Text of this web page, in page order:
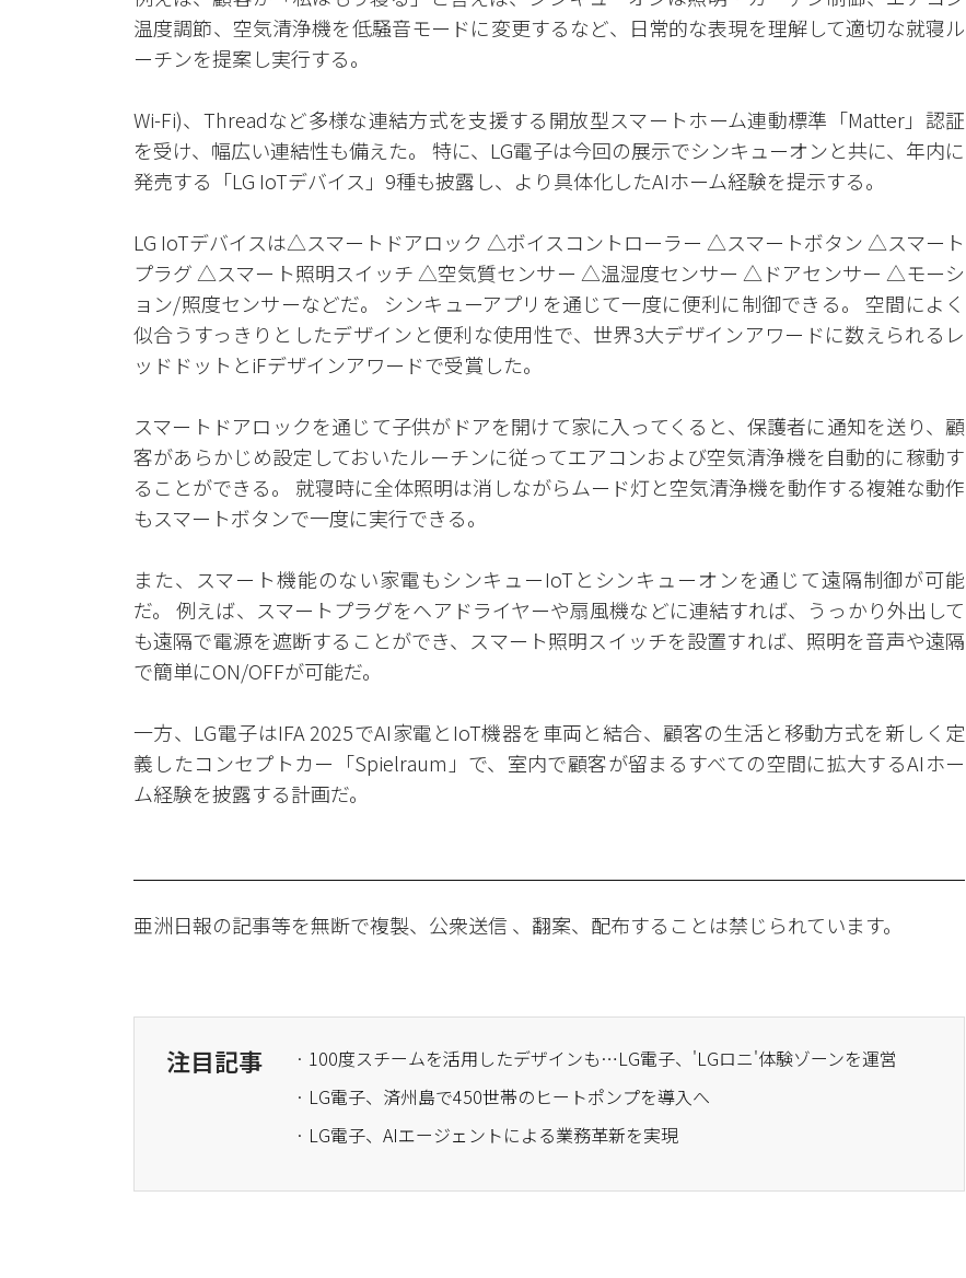
温度調節、空気清浄機を低騒音モードに変更するなど、日常的な表現を理解して適切な就寝ル
ーチンを提案し実行する。
Wi-Fi)、Threadなど多様な連結方式を支援する開放型スマートホーム連動標準「Matter」認証
を受け、幅広い連結性も備えた。 特に、LG電子は今回の展示でシンキューオンと共に、年内に
発売する「LG IoTデバイス」9種も披露し、より具体化したAIホーム経験を提示する。
LG IoTデバイスは△スマートドアロック △ボイスコントローラー △スマートボタン △スマート
プラグ △スマート照明スイッチ △空気質センサー △温湿度センサー △ドアセンサー △モーシ
ョン/照度センサーなどだ。 シンキューアプリを通じて一度に便利に制御できる。 空間によく
似合うすっきりとしたデザインと便利な使用性で、世界3大デザインアワードに数えられるレ
ッドドットとiFデザインアワードで受賞した。
スマートドアロックを通じて子供がドアを開けて家に入ってくると、保護者に通知を送り、顧
客があらかじめ設定しておいたルーチンに従ってエアコンおよび空気清浄機を自動的に稼動す
ることができる。 就寝時に全体照明は消しながらムード灯と空気清浄機を動作する複雑な動作
もスマートボタンで一度に実行できる。
また、スマート機能のない家電もシンキューIoTとシンキューオンを通じて遠隔制御が可能
だ。 例えば、スマートプラグをヘアドライヤーや扇風機などに連結すれば、うっかり外出して
も遠隔で電源を遮断することができ、スマート照明スイッチを設置すれば、照明を音声や遠隔
で簡単にON/OFFが可能だ。
一方、LG電子はIFA 2025でAI家電とIoT機器を車両と結合、顧客の生活と移動方式を新しく定
義したコンセプトカー「Spielraum」で、室内で顧客が留まるすべての空間に拡大するAIホー
ム経験を披露する計画だ。
亜洲日報の記事等を無断で複製、公衆送信 、翻案、配布することは禁じられています。
注目記事
· 100度スチームを活用したデザインも…LG電子、'LGロニ'体験ゾーンを運営
· LG電子、済州島で450世帯のヒートポンプを導入へ
· LG電子、AIエージェントによる業務革新を実現